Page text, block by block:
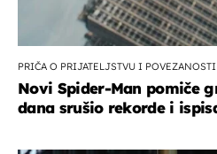
PRIČA O PRIJATELJSTVU I POVEZANOSTI
Novi Spider-Man pomiče
dana srušio rekorde i